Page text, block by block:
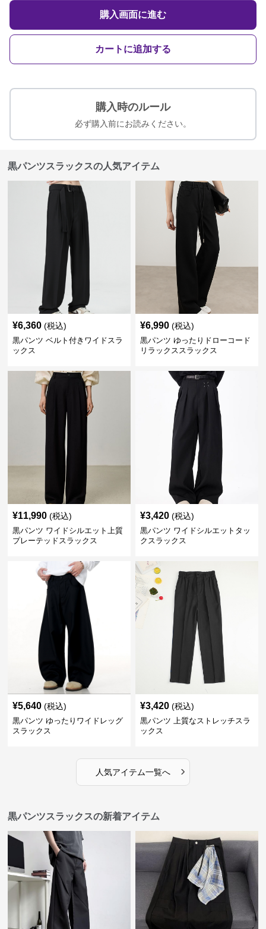
購入画面に進む
カートに追加する
購入時のルール
必ず購入前にお読みください。
黒パンツスラックスの人気アイテム
¥6,360 (税込)
黒パンツ ベルト付きワイドスラ
ックス
¥6,990 (税込)
黒パンツ ゆったりドローコード
リラックススラックス
¥11,990 (税込)
黒パンツ ワイドシルエット上質
プレーテッドスラックス
¥3,420 (税込)
黒パンツ ワイドシルエットタッ
クスラックス
¥5,640 (税込)
黒パンツ ゆったりワイドレッグ
スラックス
¥3,420 (税込)
黒パンツ 上質なストレッチスラ
ックス
人気アイテム一覧へ ›
黒パンツスラックスの新着アイテム